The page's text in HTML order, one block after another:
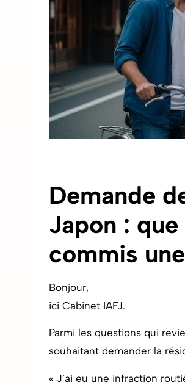
Demande
Japon :
commis
Bonjour,
ici Cabinet IAFJ.
Parmi les questions qui
souhaitant demander la
« J’ai eu une infraction